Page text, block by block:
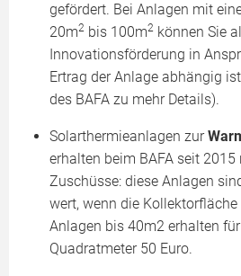
gefördert. Bei Anlagen mit
20m2 bis 100m2 können Sie
Innovationsförderung in
Ertrag der Anlage abhängig
des BAFA zu mehr Details).
Solarthermieanlagen zur
erhalten beim BAFA seit
Zuschüsse: diese Anlagen
wert, wenn die
Anlagen bis 40m2 erhalten
Quadratmeter 50 Euro.